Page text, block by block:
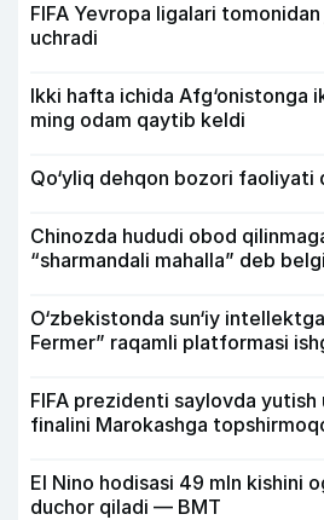
FIFA Yevropa ligalari
uchradi
Ikki hafta ichida Afg‘onistonga
ming odam qaytib keldi
Qo‘yliq dehqon bozori faoliyati
Chinozda hududi obod
“sharmandali mahalla” deb
O‘zbekistonda sun‘iy
Fermer” raqamli platformasi
FIFA prezidenti saylovda
finalini Marokashga
El Nino hodisasi 49 mln kishini
duchor qiladi — BMT